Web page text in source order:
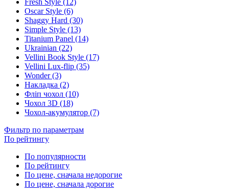
Oscar Style (6)
Shaggy Hard (30)
Simple Style (13)
Titanium Panel (14)
Ukrainian (22)
Vellini Book Style (17)
Vellini Lux-flip (35)
Wonder (3)
Накладка (2)
Фліп чохол (10)
Чохол 3D (18)
Чохол-акумулятор (7)
Фильтр по параметрам
По рейтингу
По популярности
По рейтингу
По цене, сначала недорогие
По цене, сначала дорогие